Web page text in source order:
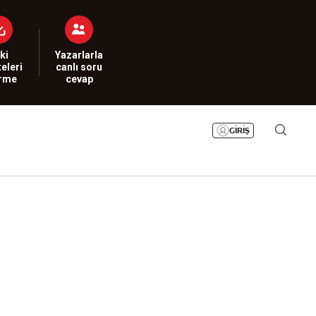
Yazarlarla
canlı soru
cevap
GİRİŞ
Bizim Sayfa
Namaz Vakitleri
Sesli Yayınlar